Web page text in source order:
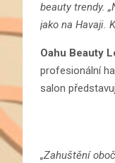
beauty trendy.
jako na Havaji.
Oahu Beauty
profesionální
salon
„Zahuštění